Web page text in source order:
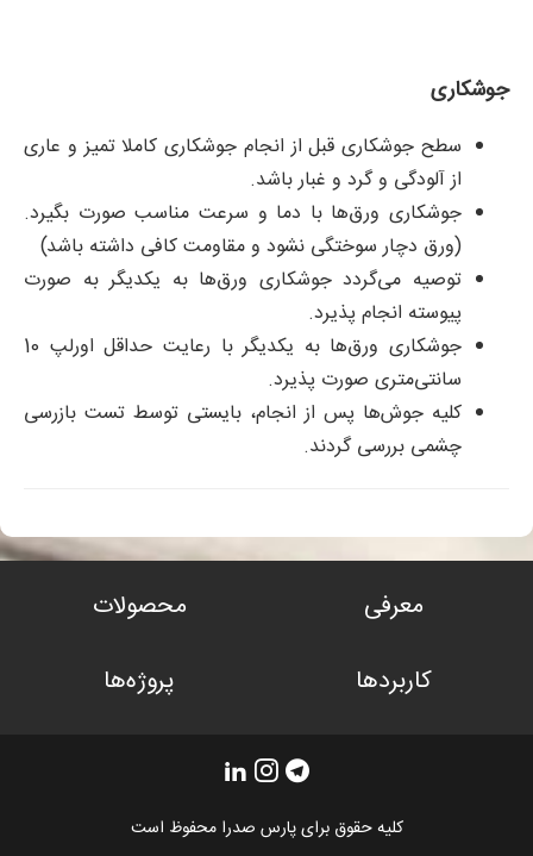
جوشکاری
سطح جوشکاری قبل از انجام جوشکاری کاملا تمیز و عاری
از آلودگی و گرد و غبار باشد.
جوشکاری ورق‌ها با دما و سرعت مناسب صورت بگیرد.
(ورق دچار سوختگی نشود و مقاومت کافی داشته باشد)
توصیه می‌گردد جوشکاری ورق‌ها به یکدیگر به صورت
پیوسته انجام پذیرد.
جوشکاری ورق‌ها به یکدیگر با رعایت حداقل اورلپ 10
سانتی‌متری صورت پذیرد.
کلیه جوش‌ها پس از انجام، بایستی توسط تست بازرسی
چشمی بررسی گردند.
معرفی
محصولات
کاربردها
پروژه‌ها
کلیه حقوق برای پارس صدرا محفوظ است